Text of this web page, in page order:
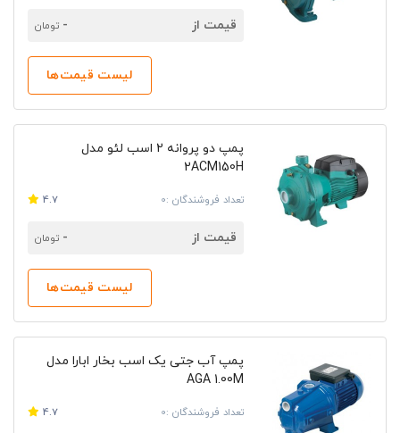
قیمت از - تومان
لیست قیمت‌ها
پمپ دو پروانه 2 اسب لئو مدل
2ACM150H
تعداد فروشندگان :0 4.7
قیمت از - تومان
لیست قیمت‌ها
پمپ آب جتی یک اسب بخار ابارا مدل
AGA 1.00M
تعداد فروشندگان :0 4.7